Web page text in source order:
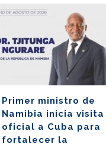
Primer ministro de
Namibia inicia visita
oficial a Cuba para
fortalecer la